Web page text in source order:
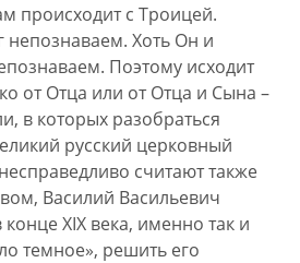
происходит с Троицей.
непознаваем. Хоть Он и
Поэтому исходит
от Отца или от Отца и Сына –
в которых разобраться
русский церковный
считают также
Василий Васильевич
XIX века, именно так и
темное», решить его